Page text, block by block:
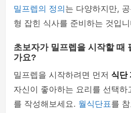
밀프렙의 정의 는 다양하지만,
형 잡힌 식사를 준비하는 것입
초보자가 밀프렙을 시작할 때
가요?
밀프렙을 시작하려면 먼저 식단
자신이 좋아하는 요리를 선택하
를 작성해보세요. 월식단표를